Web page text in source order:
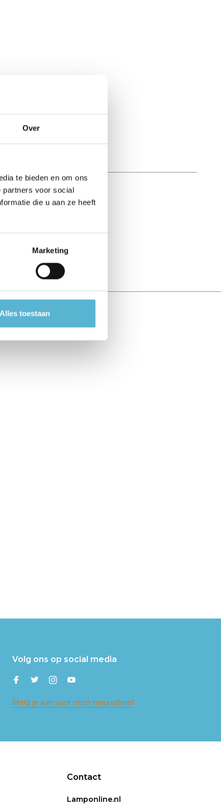
Over
te bieden en om ons
partners voor social
die u aan ze heeft
Marketing
Alles toestaan
Volg ons op social media
Meld je aan voor onze nieuwsbrief
Contact
Lamponline.nl